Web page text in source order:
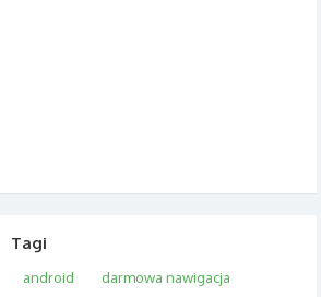
Tagi
android
darmowa nawigacja